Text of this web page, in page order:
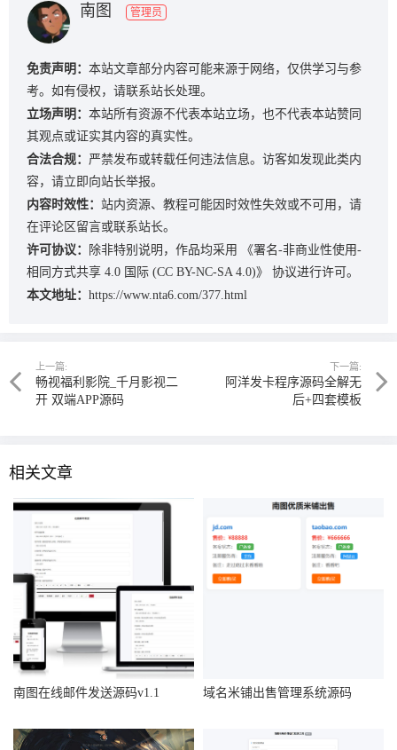
南图 管理员
免责声明： 本站文章部分内容可能来源于网络，仅供学习与参
考。如有侵权，请联系站长处理。
立场声明： 本站所有资源不代表本站立场，也不代表本站赞同
其观点或证实其内容的真实性。
合法合规： 严禁发布或转载任何违法信息。访客如发现此类内
容，请立即向站长举报。
内容时效性： 站内资源、教程可能因时效性失效或不可用，请
在评论区留言或联系站长。
许可协议：
除非特别说明，作品均采用
《署名-非商业性使用-
相同方式共享 4.0 国际 (CC BY-NC-SA 4.0)》
协议进行许可。
本文地址： https://www.nta6.com/377.html
上一篇:
畅视福利影院_千月影视二
开 双端APP源码
下一篇:
阿洋发卡程序源码全解无
后+四套模板
相关文章
南图在线邮件发送源码v1.1 域名米铺出售管理系统源码